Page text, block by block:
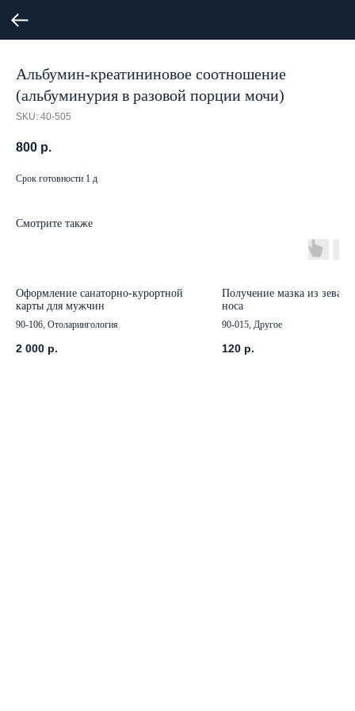
Альбумин-креатининовое соотношение
(альбуминурия в разовой порции мочи)
SKU: 40-505
800 р.
Срок готовности 1 д
Смотрите также
Оформление санаторно-курортной
карты для мужчин
90-106, Отоларингология
2 000 р.
Получение мазка из зева
носа
90-015, Другое
120 р.